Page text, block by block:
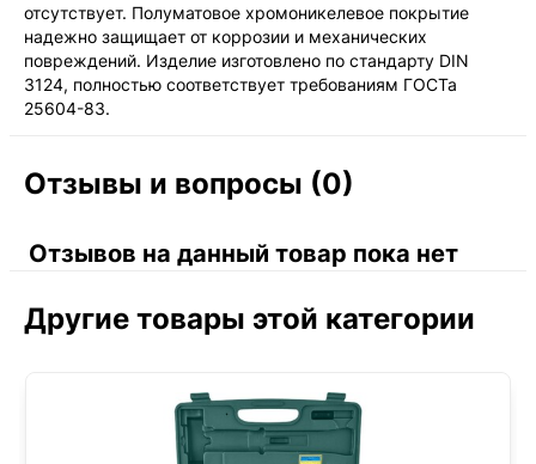
отсутствует. Полуматовое хромоникелевое покрытие
надежно защищает от коррозии и механических
повреждений. Изделие изготовлено по стандарту DIN
3124, полностью соответствует требованиям ГОСТа
25604-83.
Отзывы и вопросы (0)
Отзывов на данный товар пока нет
Другие товары этой категории